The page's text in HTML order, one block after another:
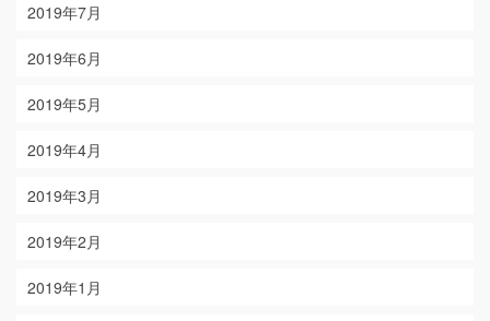
2019年7月
2019年6月
2019年5月
2019年4月
2019年3月
2019年2月
2019年1月